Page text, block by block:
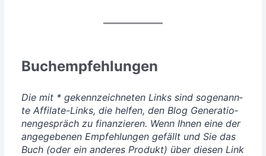
Buchempfehlungen
Die mit * gekenn­zeich­ne­ten Links sind soge­nann­
te Affi­la­te-Links, die hel­fen, den Blog Gene­ra­tio­
nen­ge­spräch zu finan­zie­ren. Wenn Ihnen eine der
ange­ge­be­nen Emp­feh­lun­gen gefällt und Sie das
Buch (oder ein ande­res Pro­dukt) über die­sen Link